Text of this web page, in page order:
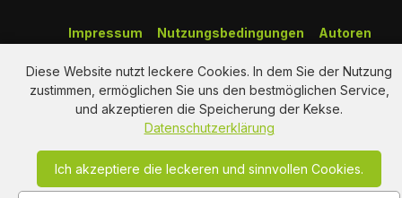
Diese Website nutzt leckere Cookies. In dem Sie der Nutzung
zustimmen, ermöglichen Sie uns den bestmöglichen Service,
und akzeptieren die Speicherung der Kekse.
Datenschutzerklärung
Ich akzeptiere die leckeren und sinnvollen Cookies.
Autoren
Nutzungsbedingungen
Impressum
Copy Right Reserved by AdClips.TV @ 2026